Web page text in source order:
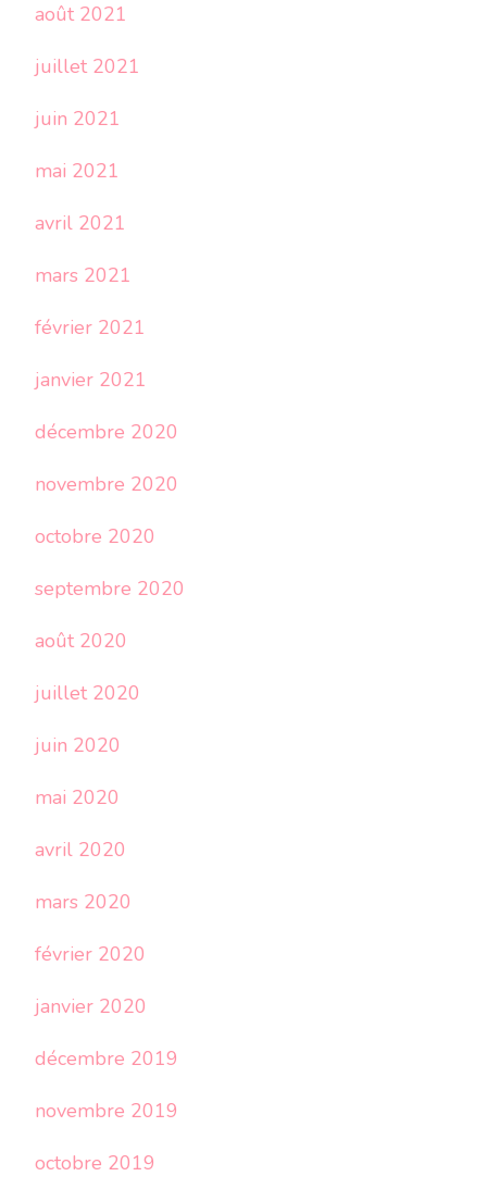
août 2021
juillet 2021
juin 2021
mai 2021
avril 2021
mars 2021
février 2021
janvier 2021
décembre 2020
novembre 2020
octobre 2020
septembre 2020
août 2020
juillet 2020
juin 2020
mai 2020
avril 2020
mars 2020
février 2020
janvier 2020
décembre 2019
novembre 2019
octobre 2019